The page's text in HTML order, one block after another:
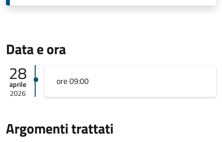
Data e ora
28
aprile
2026
ore 09:00
Argomenti trattati